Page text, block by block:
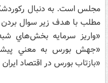
مجلس است. به دنبال
مطلب با هدف زير سوال بردن
«واريز سرمايه بخش‌هاي
«جهش بورس به معني
«بازتاب بورس در اقتصاد